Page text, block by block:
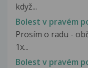
když...
Bolest v pravém
Prosím o radu -
1x...
Bolest v pravém